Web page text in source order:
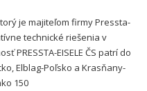
je majiteľom firmy Pressta-
technické riešenia v
PRESSTA-EISELE ČS patrí do
Elblag-Poľsko a Krasňany-
150